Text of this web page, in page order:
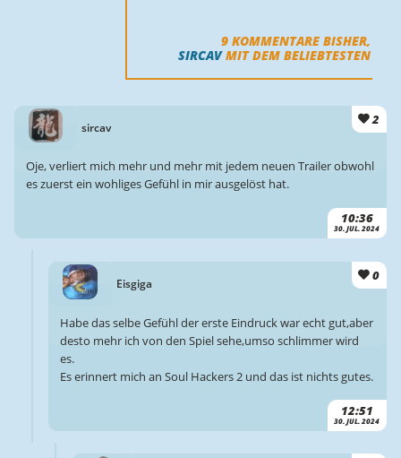
9 KOMMENTARE BISHER,
SIRCAVMIT DEM BELIEBTESTEN
sircav
2
10:36
30. JUL. 2024
Oje, verliert mich mehr und mehr mit jedem neuen Trailer obwohl
es zuerst ein wohliges Gefühl in mir ausgelöst hat.
Eisgiga
0
12:51
30. JUL. 2024
Habe das selbe Gefühl der erste Eindruck war echt gut,aber
desto mehr ich von den Spiel sehe,umso schlimmer wird
es.
Es erinnert mich an Soul Hackers 2 und das ist nichts gutes.